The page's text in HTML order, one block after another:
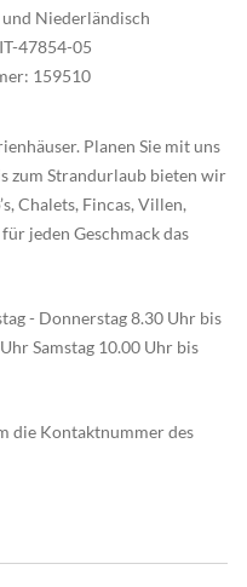
Niederländisch
IT-47854-05
: 159510
Planen Sie mit uns
zum Strandurlaub bieten wir
Chalets, Fincas, Villen,
jeden Geschmack das
- Donnerstag 8.30 Uhr bis
Samstag 10.00 Uhr bis
die Kontaktnummer des